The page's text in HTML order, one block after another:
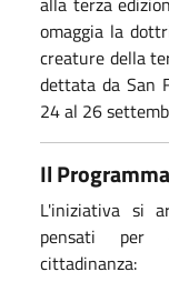
omaggia la
creature della
dettata da San
24 al 26
Il
L'iniziativa si
pensati per
cittadinanza: